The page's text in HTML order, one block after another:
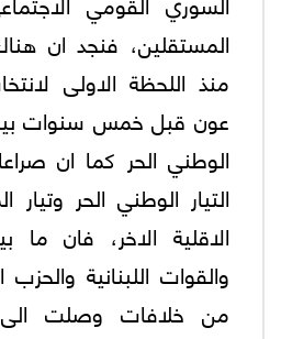
المستقلين، فنجد ان
منذ اللحظة الاولى
عون قبل خمس سنوات بين
الوطني الحر كما ان
التيار الوطني الحر
الاقلية الاخر، فان ما
والقوات اللبنانية
من خلافات وصلت